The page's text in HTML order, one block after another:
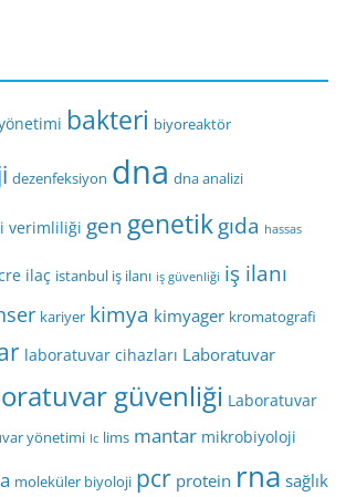
bakteri biyoreaktör
dezenfeksiyon dna dna analizi
verimliliği gen genetikgıda hassas
ilaç istanbul iş ilanı iş güvenliği iş ilanı
kariyer kimya kimyager kromatografi
laboratuvar cihazları Laboratuvar
güvenliği Laboratuvar
yönetimi lc lims mantar mikrobiyoloji
moleküler biyoloji pcr protein rna sağlık